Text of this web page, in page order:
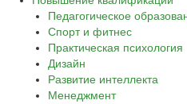
Педагогическое
Спорт и фитнес
Практическая психология
Дизайн
Развитие интеллекта
Менеджмент